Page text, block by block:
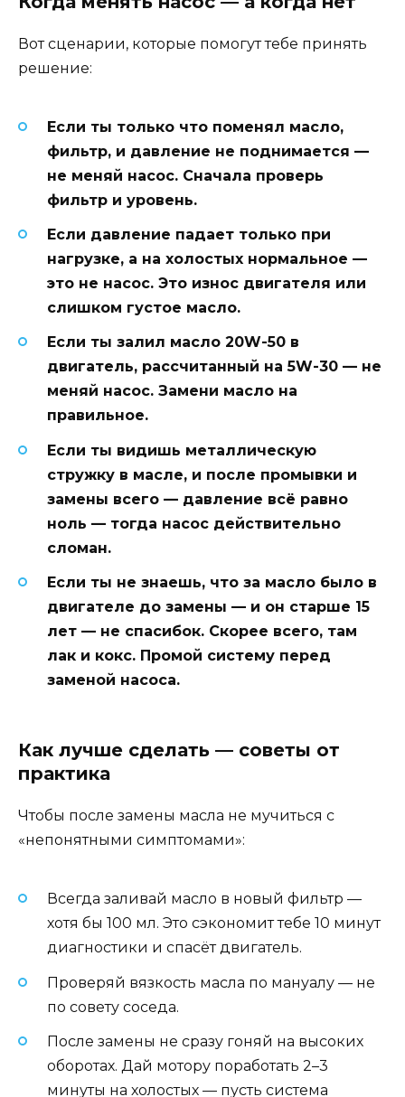
Вот сценарии, которые помогут тебе принять
решение:
Если ты только что поменял масло,
фильтр, и давление не поднимается —
не меняй насос. Сначала проверь
фильтр и уровень.
Если давление падает только при
нагрузке, а на холостых нормальное —
это не насос. Это износ двигателя или
слишком густое масло.
Если ты залил масло 20W-50 в
двигатель, рассчитанный на 5W-30 — не
меняй насос. Замени масло на
правильное.
Если ты видишь металлическую
стружку в масле, и после промывки и
замены всего — давление всё равно
ноль — тогда насос действительно
сломан.
Если ты не знаешь, что за масло было в
двигателе до замены — и он старше 15
лет — не спасибок. Скорее всего, там
лак и кокс. Промой систему перед
заменой насоса.
Как лучше сделать — советы от
практика
Чтобы после замены масла не мучиться с
«непонятными симптомами»:
Всегда заливай масло в новый фильтр —
хотя бы 100 мл. Это сэкономит тебе 10 минут
диагностики и спасёт двигатель.
Проверяй вязкость масла по мануалу — не
по совету соседа.
После замены не сразу гоняй на высоких
оборотах. Дай мотору поработать 2–3
минуты на холостых — пусть система